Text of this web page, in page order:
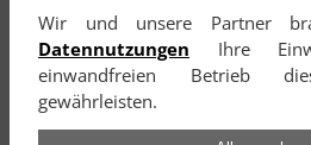
Wir und unsere Partner
Datennutzungen Ihre
einwandfreien Betrieb
gewährleisten.